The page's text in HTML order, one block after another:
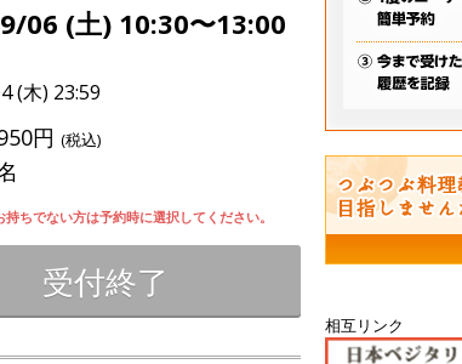
06 (土) 10:30〜13:00
(木) 23:59
円 (税込)
ちでない方は予約時に選択してください。
受付終了
相互リンク